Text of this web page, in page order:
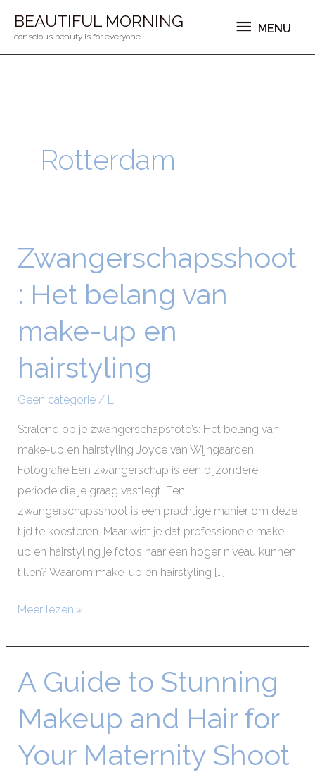
naarBEAUTIFUL MORNING
conscious beauty is for everyone
MENU
MENU
Rotterdam
Zwangerschapsshoot
: Het belang van
make-up en
hairstyling
Geen categorie/ Li
Stralend op je zwangerschapsfoto’s: Het belang van
make-up en hairstyling Joyce van Wijngaarden
Fotografie Een zwangerschap is een bijzondere
periode die je graag vastlegt. Een
zwangerschapsshoot is een prachtige manier om deze
tijd te koesteren. Maar wist je dat professionele make-
up en hairstyling je foto’s naar een hoger niveau kunnen
tillen? Waarom make-up en hairstyling […]
Zwangerschapsshoot:
Het
belang
make-
en
hairstyling
Meer lezen »
A Guide to Stunning
Makeup and Hair for
Your Maternity Shoot
Guide
to
Makeup